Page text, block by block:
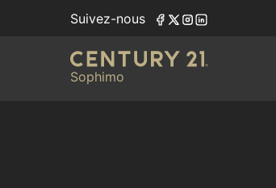
Suivez-nous
Sophimo